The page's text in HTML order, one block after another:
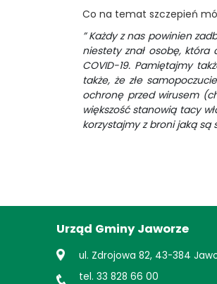
Co na temat szczepień
” Każdy z nas powinien
niestety znał osobę, która
COVID-19. Pamiętajmy
także, że złe
ochronę przed wirusem
większość stanowią tacy
korzystajmy z broni jaką
Urząd Gminy Jaworze
ul. Zdrojowa 82, 43-384
tel. 33 828 66 00